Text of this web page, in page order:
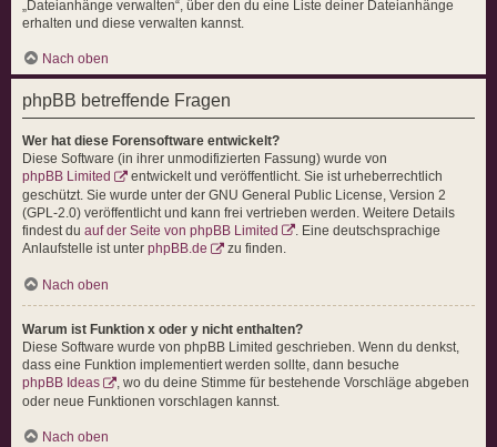
„Dateianhänge verwalten“, über den du eine Liste deiner Dateianhänge
erhalten und diese verwalten kannst.
Nach oben
phpBB betreffende Fragen
Wer hat diese Forensoftware entwickelt?
Diese Software (in ihrer unmodifizierten Fassung) wurde von
phpBB Limited
entwickelt und veröffentlicht. Sie ist urheberrechtlich
geschützt. Sie wurde unter der GNU General Public License, Version 2
(GPL-2.0) veröffentlicht und kann frei vertrieben werden. Weitere Details
findest du auf der Seite von phpBB Limited
. Eine deutschsprachige
Anlaufstelle ist unter phpBB.de zu finden.
Nach oben
Warum ist Funktion x oder y nicht enthalten?
Diese Software wurde von phpBB Limited geschrieben. Wenn du denkst,
dass eine Funktion implementiert werden sollte, dann besuche
phpBB Ideas
, wo du deine Stimme für bestehende Vorschläge abgeben
oder neue Funktionen vorschlagen kannst.
Nach oben